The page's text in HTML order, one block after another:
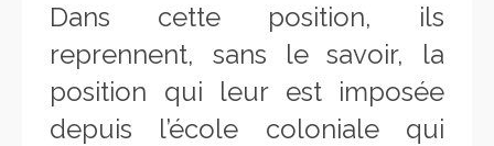
Dans cette position, ils
reprennent, sans le savoir, la
position qui leur est imposée
depuis l’école coloniale qui